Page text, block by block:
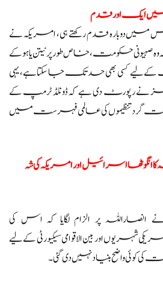
ایک اور قدم
میں دوبارہ قدم رکھتے ہی، امریکہ نے
صہیونی حکومت، خاص طور پر نیتن یاہو کے
لیے کسی بھی حد تک جا سکتا ہے، یہی
نے رپورٹ دی ہے کہ ڈونلڈ ٹرمپ کے
گرد تنظیموں کی عالمی فہرست میں
کا انگوٹھا اسرائیل اور امریکہ کی شہ
پر الزام لگایا کہ اس کی
اور بین الاقوامی سیکیورٹی کے لیے
کی کوئی واضح بنیاد نہیں دی گئی۔